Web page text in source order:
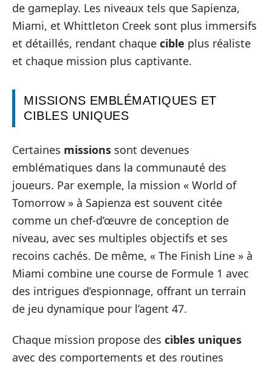
de gameplay. Les niveaux tels que Sapienza,
Miami, et Whittleton Creek sont plus immersifs
et détaillés, rendant chaque cible plus réaliste
et chaque mission plus captivante.
MISSIONS EMBLÉMATIQUES ET
CIBLES UNIQUES
Certaines missions sont devenues
emblématiques dans la communauté des
joueurs. Par exemple, la mission « World of
Tomorrow » à Sapienza est souvent citée
comme un chef-d’œuvre de conception de
niveau, avec ses multiples objectifs et ses
recoins cachés. De même, « The Finish Line » à
Miami combine une course de Formule 1 avec
des intrigues d’espionnage, offrant un terrain
de jeu dynamique pour l’agent 47.
Chaque mission propose des cibles uniques
avec des comportements et des routines